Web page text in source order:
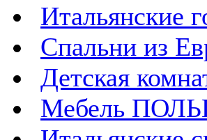
Итальянские
Спальни из
Детская
Мебель